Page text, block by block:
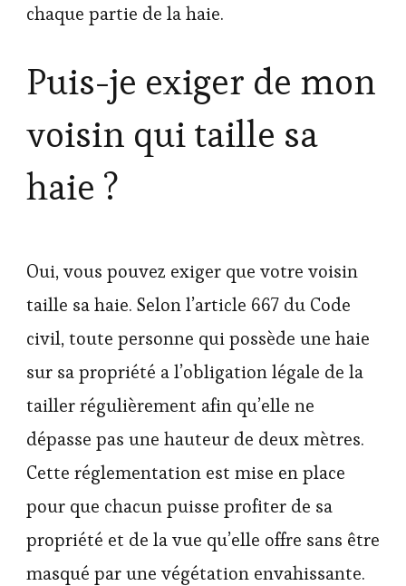
chaque partie de la haie.
Puis-je exiger de mon
voisin qui taille sa
haie ?
Oui, vous pouvez exiger que votre voisin
taille sa haie. Selon l’article 667 du Code
civil, toute personne qui possède une haie
sur sa propriété a l’obligation légale de la
tailler régulièrement afin qu’elle ne
dépasse pas une hauteur de deux mètres.
Cette réglementation est mise en place
pour que chacun puisse profiter de sa
propriété et de la vue qu’elle offre sans être
masqué par une végétation envahissante.